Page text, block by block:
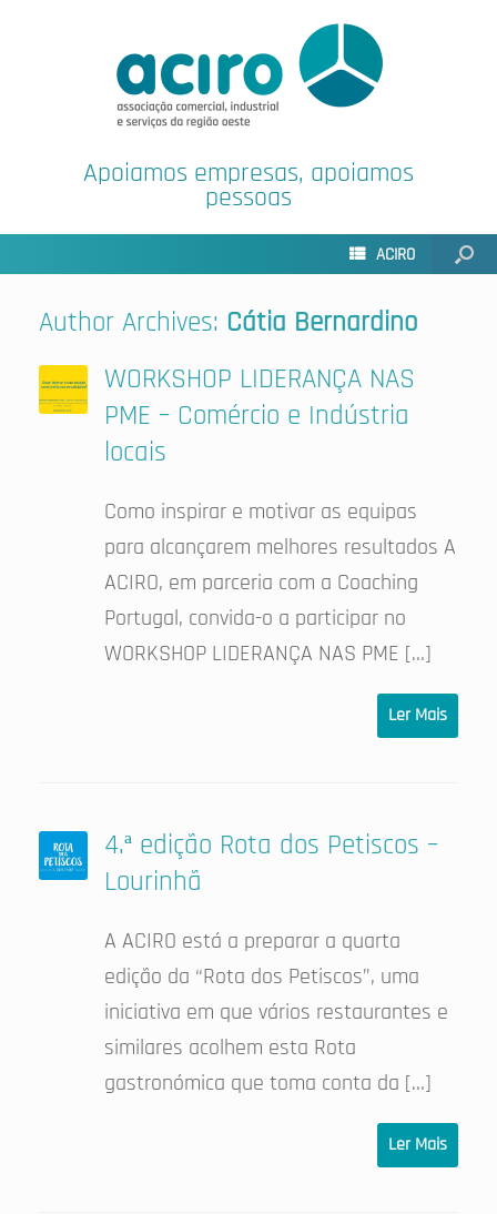
Apoiamos empresas, apoiamos
pessoas
ACIRO
Author Archives: Cátia Bernardino
WORKSHOP LIDERANÇA NAS
PME – Comércio e Indústria
locais
Como inspirar e motivar as equipas
para alcançarem melhores resultados A
ACIRO, em parceria com a Coaching
Portugal, convida-o a participar no
WORKSHOP LIDERANÇA NAS PME […]
Ler Mais
4.ª edição Rota dos Petiscos –
Lourinhã
A ACIRO está a preparar a quarta
edição da “Rota dos Petiscos”, uma
iniciativa em que vários restaurantes e
similares acolhem esta Rota
gastronómica que toma conta da […]
Ler Mais